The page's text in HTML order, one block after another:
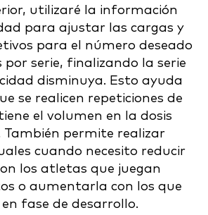
utilizaré la información
para ajustar las cargas y
para el número deseado
por serie, finalizando la serie
disminuya. Esto ayuda
se realicen repeticiones de
el volumen en la dosis
También permite realizar
cuando necesito reducir
los atletas que juegan
o aumentarla con los que
fase de desarrollo.